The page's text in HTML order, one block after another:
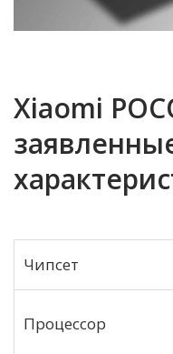
Xiaomi
Чипсет
Процессор